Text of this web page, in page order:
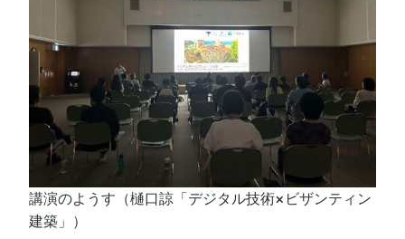
講演のようす（樋口諒「デジタル技術×ビザンティン
建築」）